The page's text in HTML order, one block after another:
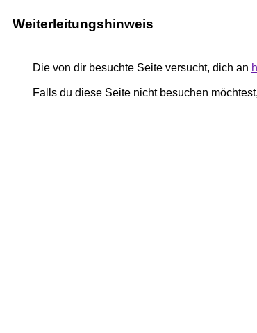
Weiterleitungshinweis
Die von dir besuchte Seite versucht, dich an
Falls du diese Seite nicht besuchen